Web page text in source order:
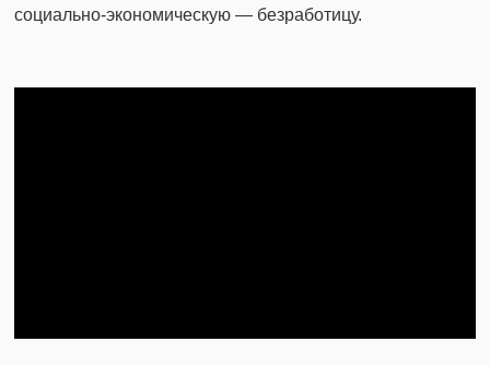
социально-экономическую — безработицу.